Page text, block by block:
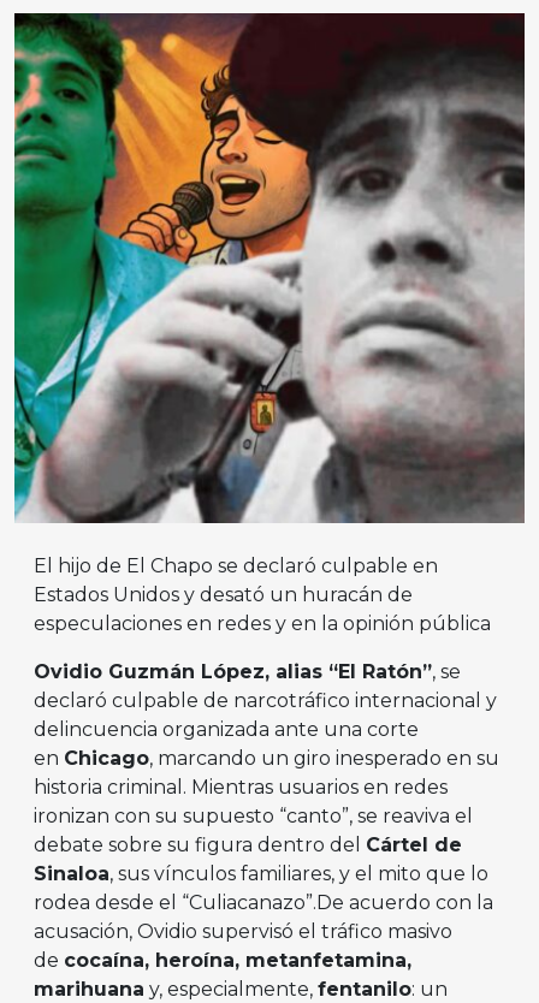
El hijo de El Chapo se declaró culpable en
Estados Unidos y desató un huracán de
especulaciones en redes y en la opinión pública
Ovidio Guzmán López, alias “El Ratón”, se
declaró culpable de narcotráfico internacional y
delincuencia organizada ante una corte
en Chicago, marcando un giro inesperado en su
historia criminal. Mientras usuarios en redes
ironizan con su supuesto “canto”, se reaviva el
debate sobre su figura dentro del Cártel de
Sinaloa, sus vínculos familiares, y el mito que lo
rodea desde el “Culiacanazo”.De acuerdo con la
acusación, Ovidio supervisó el tráfico masivo
de cocaína, heroína, metanfetamina,
marihuana y, especialmente, fentanilo: un